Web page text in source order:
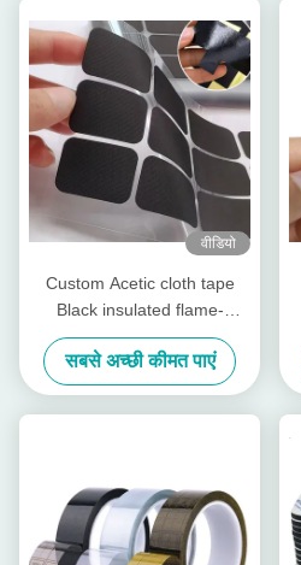
वीडियो
Custom Acetic cloth tape
Black insulated flame-
retardant tape for telephone
LCD repair
सबसे अच्छी कीमत पाएं